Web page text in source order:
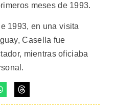
meses de 1993.
1993, en una visita
Casella fue
mientras oficiaba